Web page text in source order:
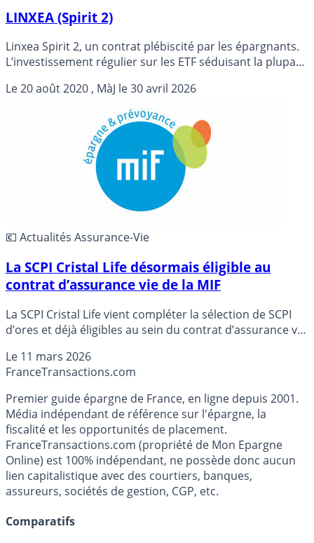
LINXEA (Spirit 2)
Linxea Spirit 2, un contrat plébiscité par les épargnants.
L’investissement régulier sur les ETF séduisant la plupart
Le20 août 2020, MàJ le30 avril 2026
💶 Actualités Assurance-Vie
La SCPI Cristal Life désormais éligible au
contrat d’assurance vie de la MIF
La SCPI Cristal Life vient compléter la sélection de SCPI
d’ores et déjà éligibles au sein du contrat d’assurance vie
Le 11 mars 2026
FranceTransactions.com
Premier guide épargne de France, en ligne depuis 2001.
Média indépendant de référence sur l'épargne, la
fiscalité et les opportunités de placement.
FranceTransactions.com (propriété de Mon Epargne
Online) est 100% indépendant, ne possède donc aucun
lien capitalistique avec des courtiers, banques,
assureurs, sociétés de gestion, CGP, etc.
Comparatifs